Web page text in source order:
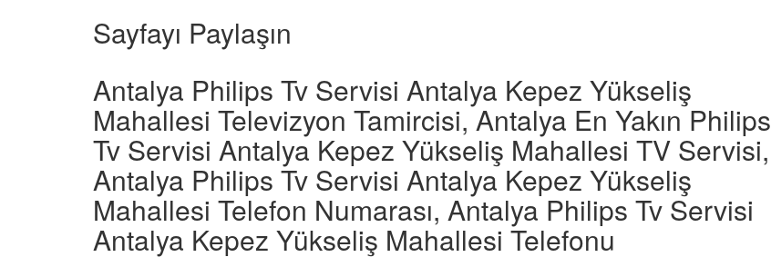
Sayfayı Paylaşın
Antalya Philips Tv Servisi Antalya Kepez Yükseliş
Mahallesi Televizyon Tamircisi, Antalya En Yakın Philips
Tv Servisi Antalya Kepez Yükseliş Mahallesi TV Servisi,
Antalya Philips Tv Servisi Antalya Kepez Yükseliş
Mahallesi Telefon Numarası, Antalya Philips Tv Servisi
Antalya Kepez Yükseliş Mahallesi Telefonu